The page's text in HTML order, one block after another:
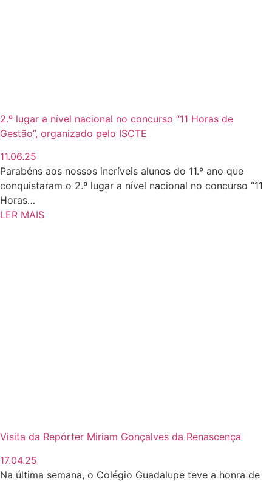
2.º lugar a nível nacional no concurso “11 Horas de
Gestão”, organizado pelo ISCTE
11.06.25
Parabéns aos nossos incríveis alunos do 11.º ano que
conquistaram o 2.º lugar a nível nacional no concurso “11
Horas…
LER MAIS
Visita da Repórter Miriam Gonçalves da Renascença
17.04.25
Na última semana, o Colégio Guadalupe teve a honra de